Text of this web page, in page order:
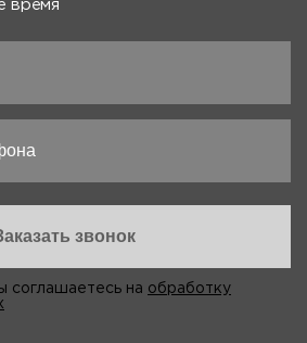
время
соглашаетесь на обработку